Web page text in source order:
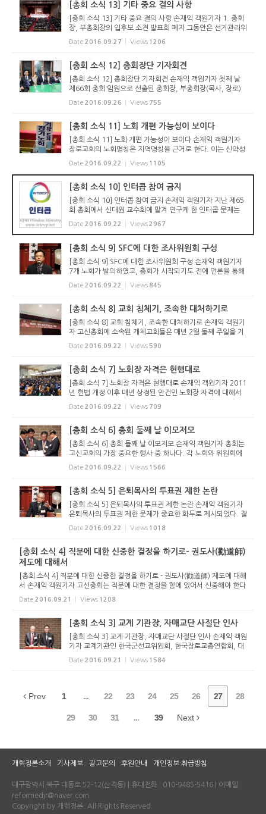
[총회 소식 13] 기타 중요 결의 사항
[총회 소식 13] 기타 중요 결의 사항 손재익 객원기자 1. 총회
장, 부총회장의 입후보 소견 발표회 폐지 그동안은 선거관리위
원회의 주관하에 총회장, 부총회장 후보자들을 소개하는 정견
발표 시간이 있었다. 그러나 세상 정치와 다른 장로교 정치원
Date 2016.09.27 Views 1206
[총회 소식 12] 총회장단 기자회견
[총회 소식 12] 총회장단 기자회견 손재익 객원기자 첫째 날
제66회 총회 임원으로 선출된 총회장, 부총회장(목사, 장로)
의 교계신문 기자회견이 9월 20일(첫째 날, 화요일) 저녁 10
시에 고려신학대학원 행정동 2층에서 있었다. 개혁정론, 국민
Date 2016.09.26 Views 755
[총회 소식 11] 노회 개편 가능성이 보이다
[총회 소식 11] 노회 개편 가능성이 보이다 손재익 객원기자
장로교회의 노회명칭은 지역명칭을 근거로 한다. 이는 신약성
경에서 ‘고린도에 있는 교회(들)’, ‘에베소에 있는 교회(들)’ 등
과 같이 지역의 이름으로 교회(노회) 명칭을 ...
Date 2016.09.22 Views 1105
[총회 소식 10] 인터콥 참여 금지
[총회 소식 10] 인터콥 참여 금지 손재익 객원기자 지난 제65
회 총회에서 신대원 교수회에 맡겨 연구케 한 인터콥 문제는
셋째 날(22일 목) 저녁 본회에서 다음과 같이 결정하였다. 1)
인터콥 선교단체를 불건전 단체로 규정하며, 2) 인터콥의 신학
Date 2016.09.22 Views2967
[총회 소식 9] SFC에 대한 조사위원회 구성
[총회 소식 9] SFC에 대한 조사위원회 구성 손재익 객원기자
7개 노회가 발의하였고, 총회가 시작되기도 전에 언론을 통해
논란이 있었던 SFC와 관련된 문제에 대해서는 SFC 지도위원
회가 임원회와 함께 조사위원회를 구성하는 것으로 일단락되
Date 2016.09.22 Views 845
[총회 소식 8] 교회 침체기, 조속한 대처하기로
[총회 소식 8] 교회 침체기, 조속한 대처하기로 손재익 객원기
자 고신총회에 소속된 개체교회들은 매년 2월 둘째 주일을 기
준으로 교회의 상황을 노회에 보고한다. 각 노회에서 취합한
통계는 총회를 통해 보고된다. 이번 제66회 총회에 보고된 통
Date 2016.09.22 Views 590
[총회 소식 7] 노회장 자격은 현행대로
[총회 소식 7] 노회장 자격은 현행대로 손재익 객원기자 2011
년 헌법 개정 이후 매년 상정된 안건인 노회장 자격에 대해서
는 현행대로 하는 것이 상당수 총대의 의견임이 다시 한 번 확
인되었다. 헌법 교회정치 제11장 제130조 5항은 “노회장은
Date 2016.09.22 Views 709
[총회 소식 6] 총회 둘째 날 이모저모
[총회 소식 6] 총회 둘째 날 이모저모 손재익 객원기자 총회는
고신교회의 가장 중요한 행사 중 하나다. 각 노회와 위원회에
서 상정된 안건을 처리할 뿐 아니라 총회와 관련된 각종 크고
작은 행사들이 중간 중간 진행되고 있다. 총회 둘째 날(21일)
Date 2016.09.22 Views 1566
[총회 소식 5] 은퇴목사의 투표권 제한 논란
[총회 소식 5] 은퇴목사의 투표권 제한 논란 손재익 객원기자
은퇴목사의 투표권 제한 문제가 중요한 화두로 제시되었다. 결
과는 부결이지만 앞으로도 이 문제는 계속 논란이 될 전망이
다. 수도노회와 미래정책연구위원회가 발의한 이번 안건은 헌
Date 2016.09.22 Views 1018
[총회 소식 4] 직분에 대한 신중한 결정을 하기로- 권도사(勸道師)
제도에 대해서
[총회 소식 4] 직분에 대한 신중한 결정을 하기로 - 권도사(勸道師) 제도에 대해
서 손재익 객원기자 고신총회는 직분에 대한 결정을 함에 있어서 신중해야 한다
는데 의견을 모았다. 첫째 날 저녁 ‘유안건 보고’를 통해 다뤄진 ‘권도사 제도...
Date 2016.09.21 Views 1208
[총회 소식 3] 교계 기관장, 자매교단 사절단 인사
[총회 소식 3] 교계 기관장, 자매교단 사절단 인사 손재익 객원
기자 교계기관인 한국군선교위원회, 한국장로교총연합회, 대
한성서공회, CTS의 대표와 고신총회와 자매 관계에 있는 대만
개혁종장로회, 호주 자유개혁교회(The Free Reformed Chu
Date 2016.09.21 Views 1584
Prev 1 ... 22 23 24 25 26 27 28
29 30 31 ... 39 Next
개혁정론소개 기사제보 광고문의 후원안내 개인정보 취급방침
대구광역시 북구 대동로 52-12(산격동) | 휴대전화 : 010-9485-5416 | 이메일 :
reformedjr@naver.com
Copyright by 개혁정론. All Rights Reserved.